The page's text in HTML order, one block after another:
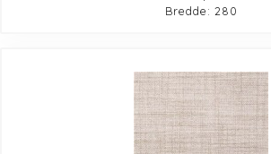
Bredde: 280